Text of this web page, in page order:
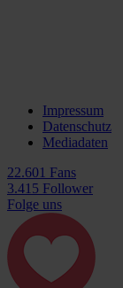
Impressum
Datenschutz
Mediadaten
22.601 Fans
3.415 Follower
Folge uns